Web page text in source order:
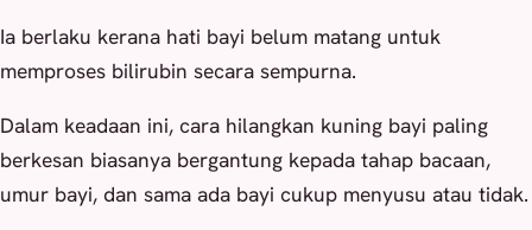
Ia berlaku kerana hati bayi belum matang untuk
memproses bilirubin secara sempurna.
Dalam keadaan ini, cara hilangkan kuning bayi paling
berkesan biasanya bergantung kepada tahap bacaan,
umur bayi, dan sama ada bayi cukup menyusu atau tidak.